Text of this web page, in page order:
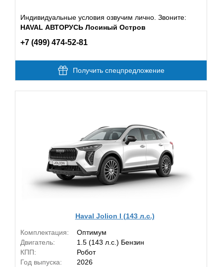
Индивидуальные условия озвучим лично. Звоните:
HAVAL АВТОРУСЬ Лосиный Остров
+7 (499) 474-52-81
Получить спецпредложение
Haval Jolion I (143 л.с.)
Комплектация:
Оптимум
Двигатель:
1.5 (143 л.с.) Бензин
КПП:
Робот
Год выпуска:
2026